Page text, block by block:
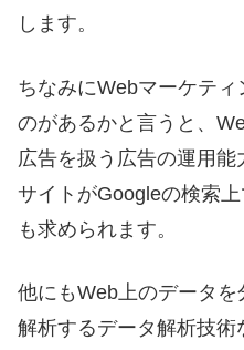
します。
ちなみにWebマーケテ
のがあるかと言うと、
広告を扱う広告の運用
サイトがGoogleの検索
も求められます。
他にもWeb上のデータ
解析するデータ解析技